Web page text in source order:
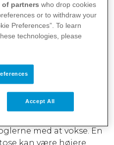
er der et højt
i knoglemarven.
af ​​et protein
fører til høje
med at vokse. En
kan være højere
of partners who drop cookies
or to withdraw your
Preferences”. To learn
technologies, please
Accept All